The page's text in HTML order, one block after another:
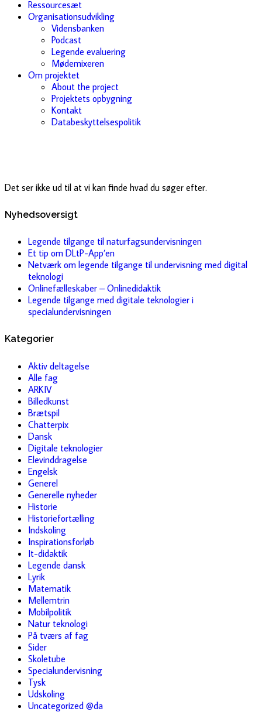
Ressourcesæt
Organisationsudvikling
Vidensbanken
Podcast
Legende evaluering
Mødemixeren
Om projektet
About the project
Projektets opbygning
Kontakt
Databeskyttelsespolitik
Det ser ikke ud til at vi kan finde hvad du søger efter.
Nyhedsoversigt
Legende tilgange til naturfagsundervisningen
Et tip om DLtP-App’en
Netværk om legende tilgange til undervisning med digital
teknologi
Onlinefælleskaber – Onlinedidaktik
Legende tilgange med digitale teknologier i
specialundervisningen
Kategorier
Aktiv deltagelse
Alle fag
ARKIV
Billedkunst
Brætspil
Chatterpix
Dansk
Digitale teknologier
Elevinddragelse
Engelsk
Generel
Generelle nyheder
Historie
Historiefortælling
Indskoling
Inspirationsforløb
It-didaktik
Legende dansk
Lyrik
Matematik
Mellemtrin
Mobilpolitik
Natur teknologi
På tværs af fag
Sider
Skoletube
Specialundervisning
Tysk
Udskoling
Uncategorized @da